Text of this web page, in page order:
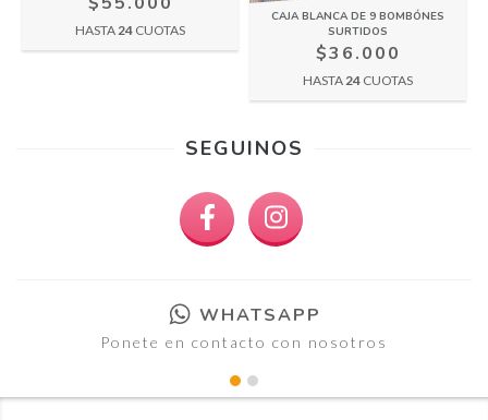
HASTA 24 CUOTAS
CAJA BLANCA DE 9 BOMBÓNES
SURTIDOS
$36.000
HASTA 24 CUOTAS
SEGUINOS
WHATSAPP
Ponete en contacto con nosotros